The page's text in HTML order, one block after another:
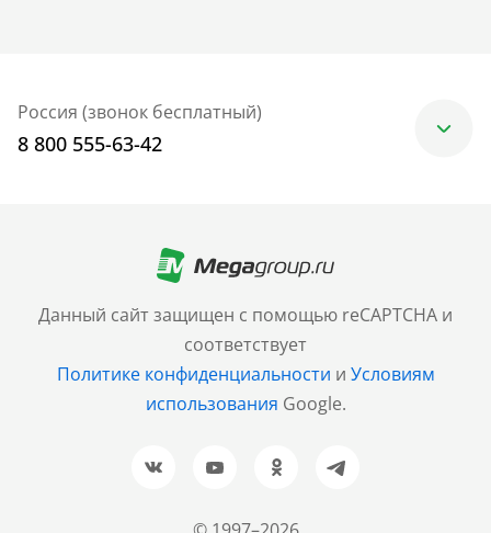
Данный сайт защищен с помощью reCAPTCHA и
соответствует
Политике конфиденциальности и Условиям
использования Google.
Россия (звонок бесплатный)
8 800 555-63-42
+7 (499) 705-30-10
Санкт-Петербург
+7 (812) 600-77-33
Барнаул
+7 (961) 999-93-93
Новосибирск